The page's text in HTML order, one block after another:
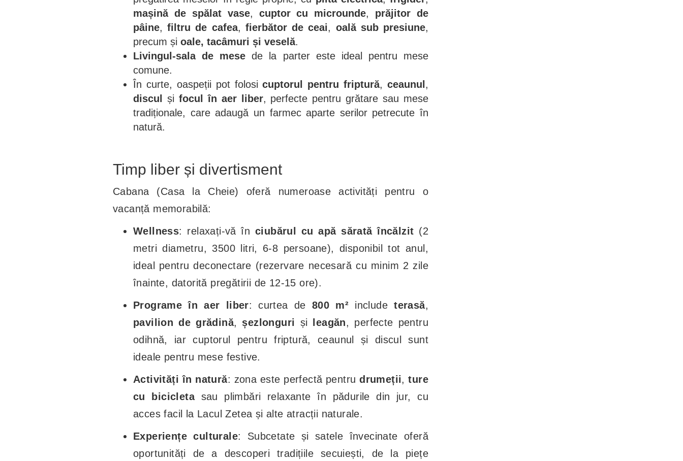
mașină de spălat vase, cuptor cu microunde, prăjitor de
pâine,filtru de cafea, fierbător de ceai, oală sub presiune,
precum și oale, tacâmuri și veselă.
Livingul-sala de mese de la parter este ideal pentru mese
comune.
În curte, oaspeții pot folosicuptorul pentru friptură, ceaunul ,
discul
și focul în aer liber, perfecte pentru grătare sau mese
tradiționale, care adaugă un farmec aparte serilor petrecute în
natură.
Timp liber și divertisment
Cabana (Casa la Cheie) oferă numeroase activități pentru o
vacanță memorabilă:
Wellness: relaxați-vă în ciubărul cu apă sărată încălzit (2
metri diametru, 3500 litri, 6-8 persoane), disponibil tot anul,
ideal pentru deconectare (rezervare necesară cu minim 2 zile
înainte, datorită pregătirii de 12-15 ore).
Programe în aer liber: curtea de 800 m² includeterasă,
pavilion de grădină, șezlonguri și leagăn, perfecte pentru
odihnă, iar cuptorul pentru friptură, ceaunul și discul sunt
ideale pentru mese festive.
Activități în natură: zona este perfectă pentrudrumeții,ture
cu bicicletasau plimbări relaxante în pădurile din jur, cu
acces facil la Lacul Zetea și alte atracții naturale.
Experiențe culturale: Subcetate și satele învecinate oferă
oportunități de a descoperi tradițiile secuiești, de la piețe